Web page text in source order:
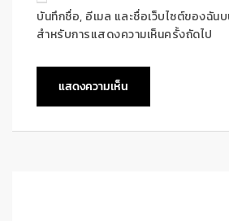
บันทึกชื่อ, อีเมล และชื่อเว็บไซต์ของฉันบ
สำหรับการแสดงความเห็นครั้งถัดไป